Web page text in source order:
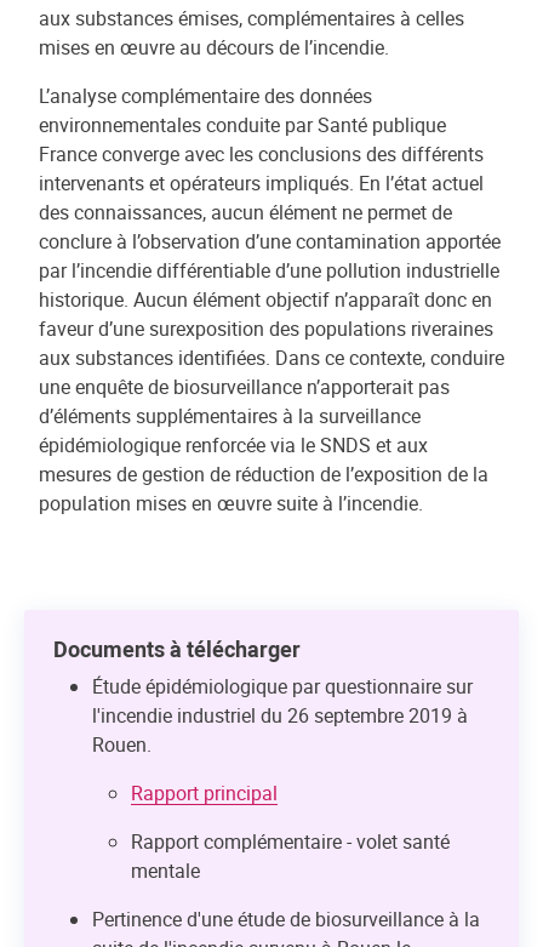
aux substances émises, complémentaires à celles
mises en œuvre au décours de l’incendie.
L’analyse complémentaire des données
environnementales conduite par Santé publique
France converge avec les conclusions des différents
intervenants et opérateurs impliqués. En l’état actuel
des connaissances, aucun élément ne permet de
conclure à l’observation d’une contamination apportée
par l’incendie différentiable d’une pollution industrielle
historique. Aucun élément objectif n’apparaît donc en
faveur d’une surexposition des populations riveraines
aux substances identifiées. Dans ce contexte, conduire
une enquête de biosurveillance n’apporterait pas
d’éléments supplémentaires à la surveillance
épidémiologique renforcée via le SNDS et aux
mesures de gestion de réduction de l’exposition de la
population mises en œuvre suite à l’incendie.
Documents à télécharger
Étude épidémiologique par questionnaire sur
l'incendie industriel du 26 septembre 2019 à
Rouen.
Rapport principal
Rapport complémentaire - volet santé
mentale
Pertinence d'une étude de biosurveillance à la